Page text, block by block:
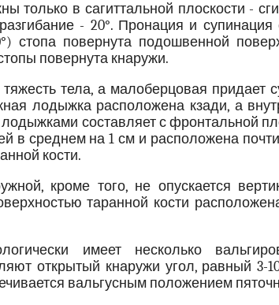
только в сагиттальной плоскости -
- 20°. Пронация и
стопа повернута подошвенной
повернута кнаружи.
тела, а малоберцовая придает
лодыжка расположена кзади, а
составляет с фронтальной
в среднем на 1 см и расположена
кости.
кроме того, не опускается
таранной кости
имеет несколько
открытый кнаружи угол, равный 3-
вальгусным положением